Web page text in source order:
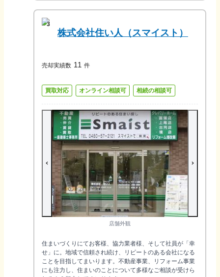
3
株式会社住い人（スマイスト）
売却実績数 11 件
買取対応 オンライン相談可 相続の相談可
店舗外観
住まいづくりにてお客様、協力業者様、そして社員が「幸
せ」に。地域で信頼され続け、リピートのある会社になる
ことを目指してまいります。不動産事業、リフォーム事業
にも注力し、住まいのことについて多様なご相談が受けら